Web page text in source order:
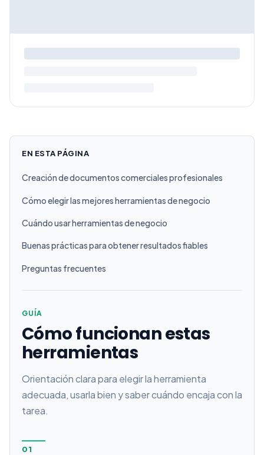
GUÍA
Cómo funcionan estas
herramientas
Orientación clara para elegir la herramienta
adecuada, usarla bien y saber cuándo encaja con la
tarea.
01
EN ESTA PÁGINA
Creación de documentos comerciales profesionales
Cómo elegir las mejores herramientas de negocio
Cuándo usar herramientas de negocio
Buenas prácticas para obtener resultados fiables
Preguntas frecuentes